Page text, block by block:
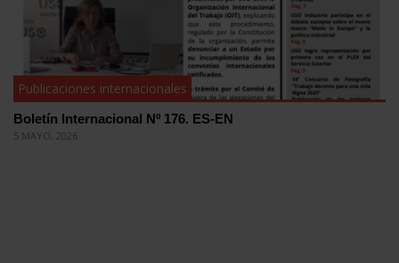
Publicaciones internacionales
Boletín Internacional Nº 176. ES-EN
5 MAYO, 2026